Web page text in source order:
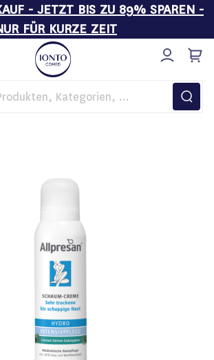
- JETZT BIS ZU 89% SPAREN -
FÜR KURZE ZEIT
Direkt
zum
Inhalt
Limited Edition Schaum-Creme